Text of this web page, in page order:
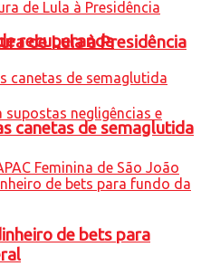
recuperanda
de Lula à Presidência
canetas de semaglutida
de bets para